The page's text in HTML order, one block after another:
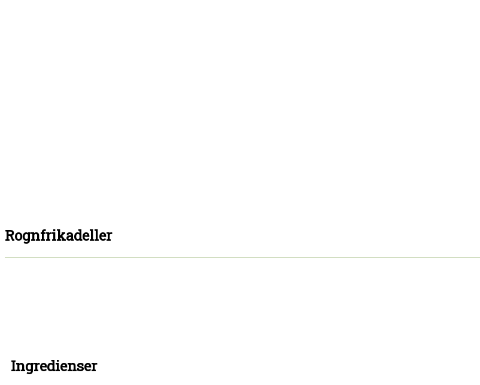
Rognfrikadeller
Ingredienser